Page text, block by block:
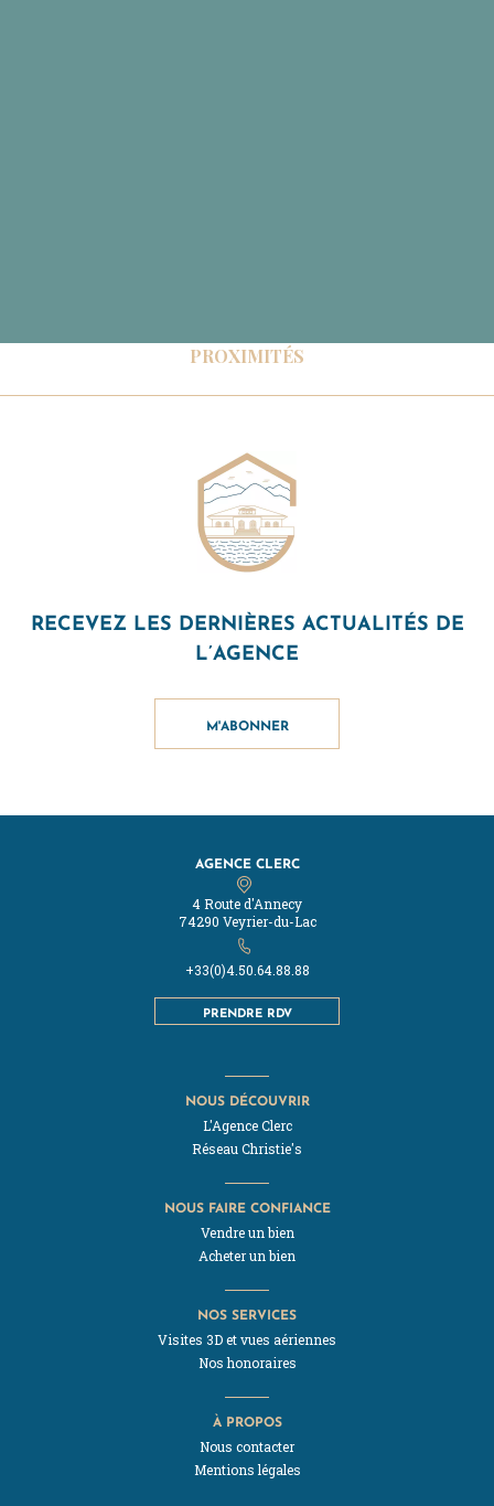
PROXIMITÉS
RECEVEZ LES DERNIÈRES ACTUALITÉS DE
L’AGENCE
M'ABONNER
AGENCE CLERC
4 Route d'Annecy
74290 Veyrier-du-Lac
+33(0)4.50.64.88.88
PRENDRE RDV
NOUS DÉCOUVRIR
L'Agence Clerc
Réseau Christie's
NOUS FAIRE CONFIANCE
Vendre un bien
Acheter un bien
NOS SERVICES
Visites 3D et vues aériennes
Nos honoraires
À PROPOS
Nous contacter
Mentions légales